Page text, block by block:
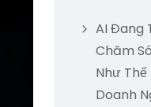
AI Đang
Chăm
Như
Doanh